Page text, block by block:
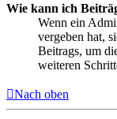
Wie kann ich
Wenn ein
vergeben hat,
Beitrags, um
weiteren
Nach oben